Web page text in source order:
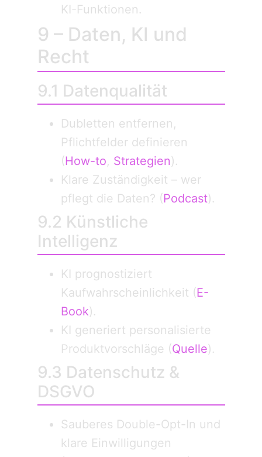
KI-Funktionen.
9 – Daten, KI und
Recht
9.1 Datenqualität
Dubletten entfernen,
Pflichtfelder definieren
(How-to, Strategien).
Klare Zuständigkeit – wer
pflegt die Daten? (Podcast).
9.2 Künstliche
Intelligenz
KI prognostiziert
Kaufwahrscheinlichkeit (E-
Book).
KI generiert personalisierte
Produktvorschläge (Quelle).
9.3 Datenschutz &
DSGVO
Sauberes Double-Opt-In und
klare Einwilligungen